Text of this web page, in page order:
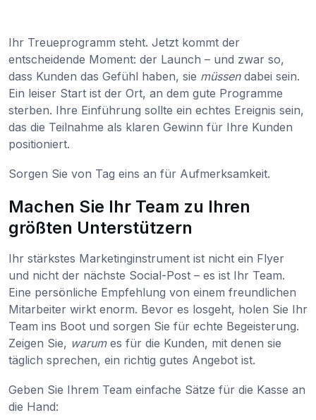
Ihr Treueprogramm steht. Jetzt kommt der
entscheidende Moment: der Launch – und zwar so,
dass Kunden das Gefühl haben, sie müssendabei sein.
Ein leiser Start ist der Ort, an dem gute Programme
sterben. Ihre Einführung sollte ein echtes Ereignis sein,
das die Teilnahme als klaren Gewinn für Ihre Kunden
positioniert.
Sorgen Sie von Tag eins an für Aufmerksamkeit.
Machen Sie Ihr Team zu Ihren
größten Unterstützern
Ihr stärkstes Marketinginstrument ist nicht ein Flyer
und nicht der nächste Social-Post – es ist Ihr Team.
Eine persönliche Empfehlung von einem freundlichen
Mitarbeiter wirkt enorm. Bevor es losgeht, holen Sie Ihr
Team ins Boot und sorgen Sie für echte Begeisterung.
Zeigen Sie, warumes für die Kunden, mit denen sie
täglich sprechen, ein richtig gutes Angebot ist.
Geben Sie Ihrem Team einfache Sätze für die Kasse an
die Hand: